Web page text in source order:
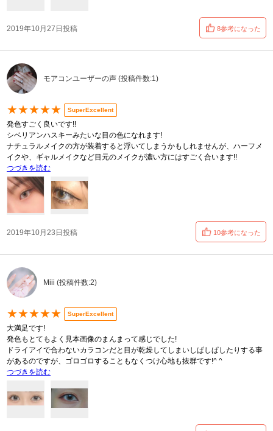
2019年10月27日投稿 8参考になった
モアコンユーザーの声 (投稿件数:1)
★★★★★ SuperExcellent
発色すごく良いです!!
シベリアンハスキーみたいな目の色になれます!
ナチュラルメイクの方が装着すると浮いてしまうかもしれませんが、ハーフメ
イクや、ギャルメイクなど目元のメイクが濃い方にはすごく合います!!
つづきを読む
2019年10月23日投稿 10参考になった
Miii (投稿件数:2)
★★★★★ SuperExcellent
大満足です!
発色もとてもよく見本画像のまんまって感じでした!
ドライアイで合わないカラコンだと目が乾燥してしまいしぱしぱしたりする事
があるのですが、ゴロゴロすることもなくつけ心地も抜群です!^ ^
つづきを読む